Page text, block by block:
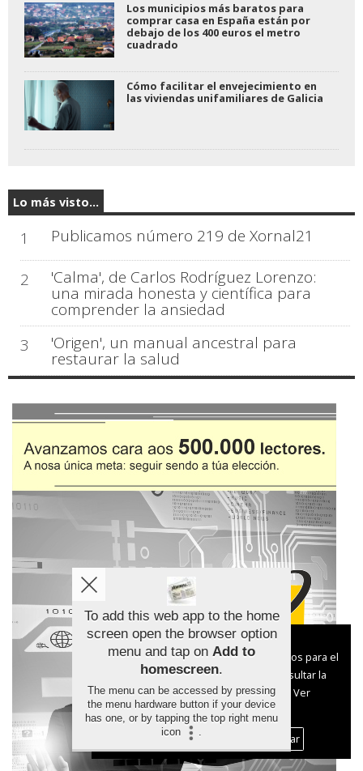
Los municipios más baratos para
comprar casa en España están por
debajo de los 400 euros el metro
cuadrado
Cómo facilitar el envejecimiento en
las viviendas unifamiliares de Galicia
Lo más visto...
1 Publicamos número 219 de Xornal21
2 'Calma', de Carlos Rodríguez Lorenzo:
una mirada honesta y científica para
comprender la ansiedad
3
'Origen', un manual ancestral para
restaurar la salud
Aviso sobre el Uso de cookies:
Utilizamos cookies nuestras y de terceros para el
funcionamiento del digital. Puedes consultar la
lista de cookies y como desconectarlas.
Ver
nuestra Política de Privacidad y Cookies
Aceptar Cookies
Personalizar
To add this web app to the home
screen open the browser option
menu and tap on Add to
homescreen.
The menu can be accessed by pressing
the menu hardware button if your device
has one, or by tapping the top right menu
icon
.